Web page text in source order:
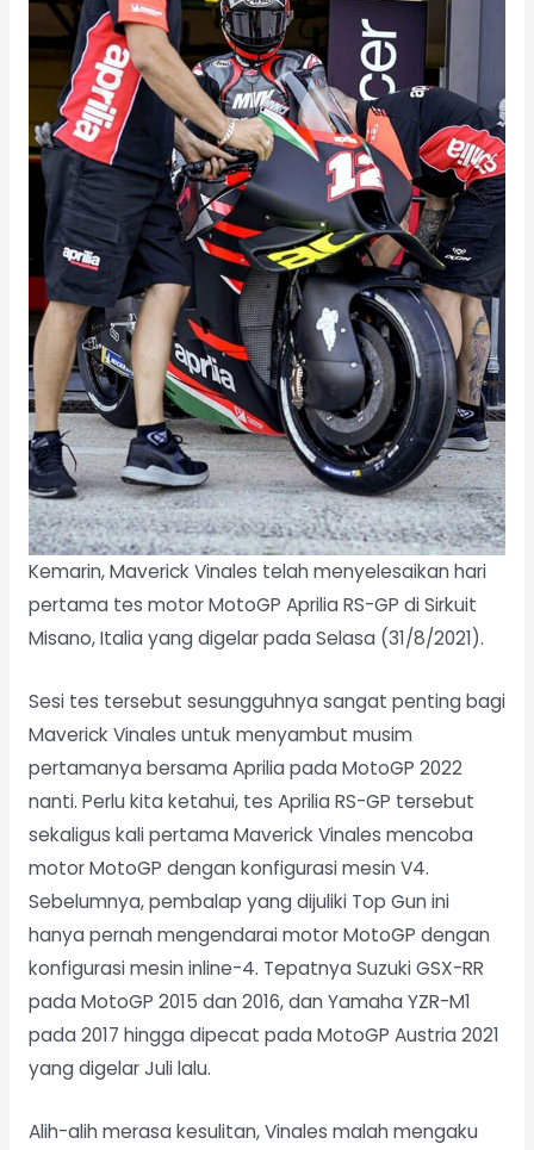
Kemarin, Maverick Vinales telah menyelesaikan hari
pertama tes motor MotoGP Aprilia RS-GP di Sirkuit
Misano, Italia yang digelar pada Selasa (31/8/2021).
Sesi tes tersebut sesungguhnya sangat penting bagi
Maverick Vinales untuk menyambut musim
pertamanya bersama Aprilia pada MotoGP 2022
nanti. Perlu kita ketahui, tes Aprilia RS-GP tersebut
sekaligus kali pertama Maverick Vinales mencoba
motor MotoGP dengan konfigurasi mesin V4.
Sebelumnya, pembalap yang dijuliki Top Gun ini
hanya pernah mengendarai motor MotoGP dengan
konfigurasi mesin inline-4. Tepatnya Suzuki GSX-RR
pada MotoGP 2015 dan 2016, dan Yamaha YZR-M1
pada 2017 hingga dipecat pada MotoGP Austria 2021
yang digelar Juli lalu.
Alih-alih merasa kesulitan, Vinales malah mengaku